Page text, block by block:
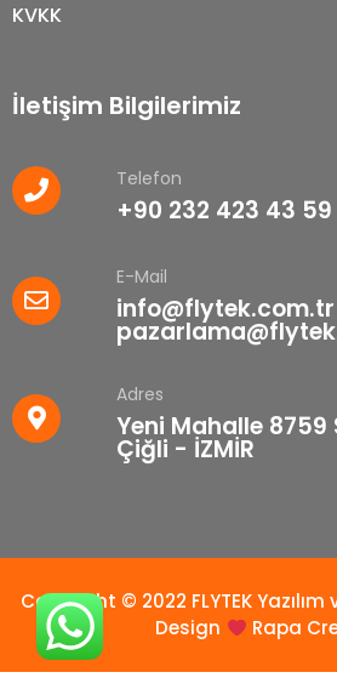
KVKK
İletişim Bilgilerimiz
Telefon
+90 232 423 43 59
E-Mail
info@flytek.com.tr
Adres
Yeni Mahalle 8759
Çiğli - İZMİR
Copyright © 2022 FLYTEK
Design
Rapa